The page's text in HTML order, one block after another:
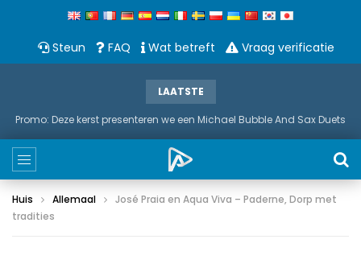
Steun FAQ Wat betreft Vraag verificatie
LAATSTE
Promo: Deze kerst presenteren we een Michael Bubble And Sax Duets
Huis Allemaal
José Praia en Aqua Viva – Paderne, Dorp met
tradities